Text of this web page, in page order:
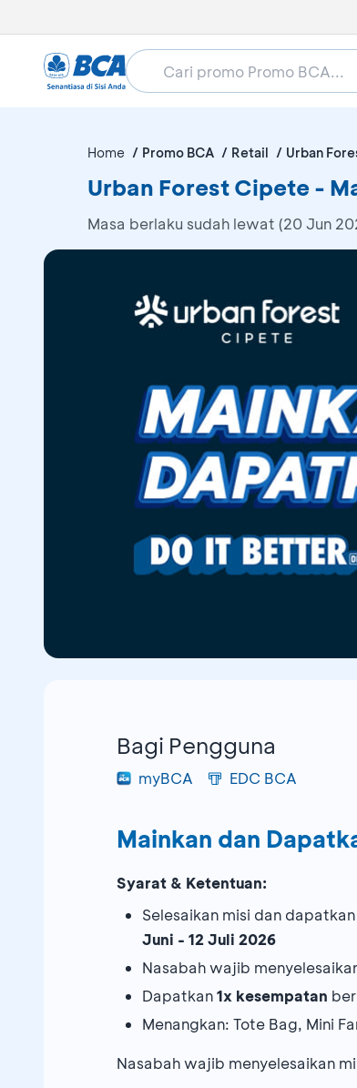
Home Promo BCA Retail Urban
Urban Forest Cipete -
Masa berlaku sudah lewat (20 Jun
Bagi Pengguna
myBCA EDC BCA
Mainkan dan
Syarat & Ketentuan:
Selesaikan misi dan
Juni - 12 Juli 2026
Nasabah wajib
Dapatkan1x kesempatan
Menangkan: Tote Bag, Mini
Nasabah wajib menyelesaikan